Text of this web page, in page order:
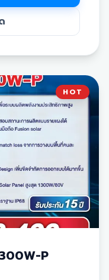
บแผงโซล่าเซลล์ที่มี
ค่าเพิ่ม (VAT) 7%
HOT
P